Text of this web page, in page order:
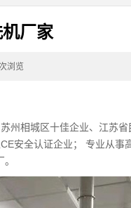
厂家
浏览
州相城区十佳企业、江苏
安全认证企业； 专业从事